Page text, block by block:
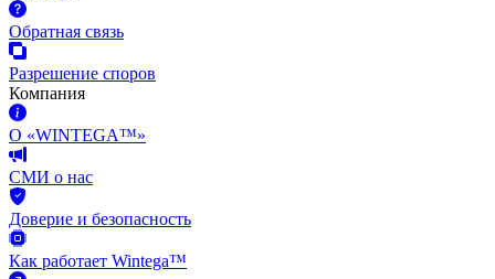
Обратная связь
Разрешение споров
Компания
О «WINTEGA™»
СМИ о нас
Доверие и безопасность
Как работает Wintega™